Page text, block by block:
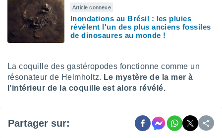
Article connexe
Inondations au Brésil : les pluies
révèlent l'un des plus anciens fossiles
de dinosaures au monde !
La coquille des gastéropodes fonctionne comme un
résonateur de Helmholtz. Le mystère de la mer à
l'intérieur de la coquille est alors révélé.
Partager sur: